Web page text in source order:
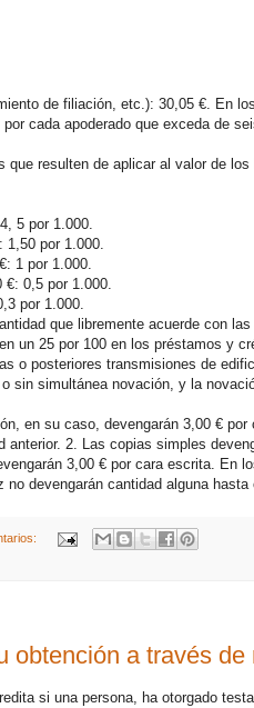
de filiación, etc.): 30,05 €. En
cada apoderado que exceda de
resulten de aplicar al valor de
5 por 1.000.
1,50 por 1.000.
1 por 1.000.
€: 0,5 por 1.000.
por 1.000.
que libremente acuerde con
un 25 por 100 en los préstamos y
o posteriores transmisiones de
sin simultánea novación, y la
en su caso, devengarán 3,00 € por
2. Las copias simples
3,00 € por cara escrita. En
devengarán cantidad alguna
obtención a través de
si una persona, ha otorgado